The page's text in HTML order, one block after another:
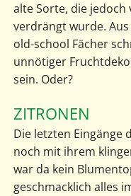
alte Sorte, die
verdrängt wurde.
old-school Fächer
unnötiger
sein. Oder?
ZITRONEN
Die letzten
noch mit ihrem
war da kein
geschmacklich alles